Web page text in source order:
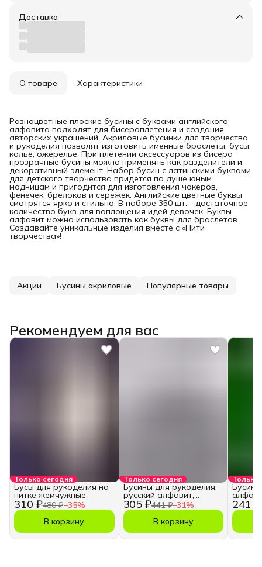
Доставка
О товаре Характеристики
Разноцветные плоские бусины с буквами английского
алфавита подходят для бисероплетения и создания
авторских украшений. Акриловые бусинки для творчества
и рукоделия позволят изготовить именные браслеты, бусы,
колье, ожерелье. При плетении аксессуаров из бисера
прозрачные бусины можно применять как разделители и
декоративный элемент. Набор бусин с латинскими буквами
для детского творчества придется по душе юным
модницам и пригодится для изготовления чокеров,
фенечек, брелоков и сережек. Английские цветные буквы
смотрятся ярко и стильно. В наборе 350 шт. - достаточное
количество букв для воплощения идей девочек. Буквы
алфавит можно использовать как буквы для браслетов.
Создавайте уникальные изделия вместе с «Нити
творчества»!
Акции Бусины акриловые Популярные товары
Рекомендуем для вас
Только сегодня
310 ₽480 ₽−35%
Бусы для рукоделия на
нитке жемчужные
В корзину
Только сегодня
305 ₽441 ₽−31%
Бусины для рукоделия,
русский алфавит,
кубики
В корзину
Только
241 ₽